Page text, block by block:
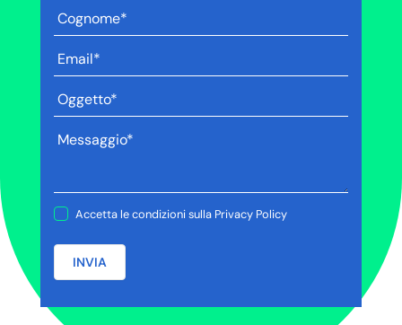
Accetta le condizioni sulla Privacy Policy
INVIA